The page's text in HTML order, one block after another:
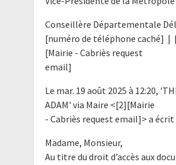
Conseillère Départementale
[numéro de téléphone caché] |
[Mairie - Cabriès request
email]
Le mar. 19 août 2025 à 12:20,
ADAM' via Maire <[2][Mairie
- Cabriès request email]> a écrit
Madame, Monsieur,
Au titre du droit d’accès aux